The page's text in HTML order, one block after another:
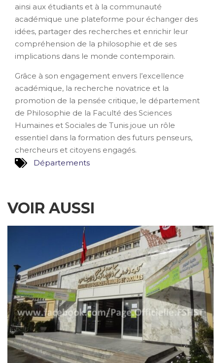
ainsi aux étudiants et à la communauté
académique une plateforme pour échanger des
idées, partager des recherches et enrichir leur
compréhension de la philosophie et de ses
implications dans le monde contemporain.
Grâce à son engagement envers l’excellence
académique, la recherche novatrice et la
promotion de la pensée critique, le département
de Philosophie de la Faculté des Sciences
Humaines et Sociales de Tunis joue un rôle
essentiel dans la formation des futurs penseurs,
chercheurs et citoyens engagés.
Départements
VOIR AUSSI